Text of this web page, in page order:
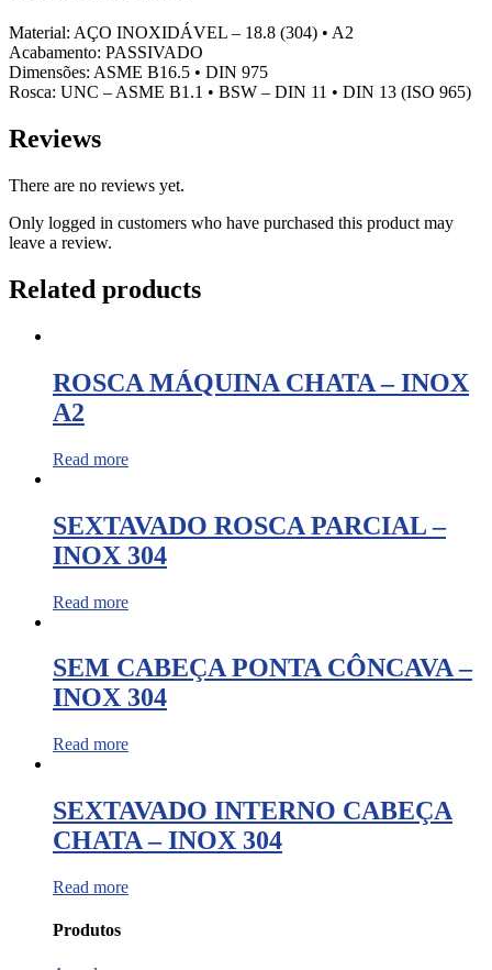
Material: AÇO INOXIDÁVEL – 18.8 (304) • A2
Acabamento: PASSIVADO
Dimensões: ASME B16.5 • DIN 975
Rosca: UNC – ASME B1.1 • BSW – DIN 11 • DIN 13 (ISO 965)
Reviews
There are no reviews yet.
Only logged in customers who have purchased this product may
leave a review.
Related products
ROSCA MÁQUINA CHATA – INOX
A2
Read more
SEXTAVADO ROSCA PARCIAL –
INOX 304
Read more
SEM CABEÇA PONTA CÔNCAVA –
INOX 304
Read more
SEXTAVADO INTERNO CABEÇA
CHATA – INOX 304
Read more
Produtos